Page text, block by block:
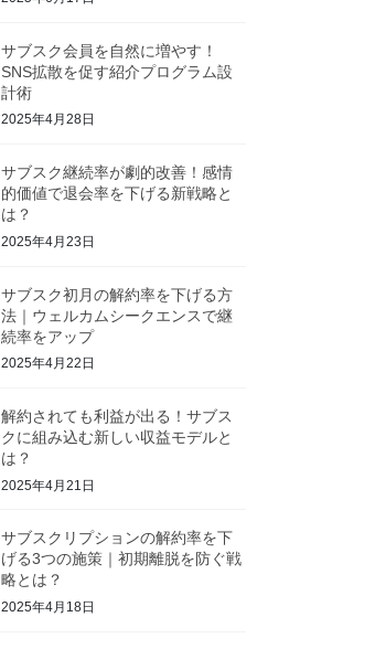
サブスク会員を自然に増やす！
SNS拡散を促す紹介プログラム設
計術
2025年4月28日
サブスク継続率が劇的改善！感情
的価値で退会率を下げる新戦略と
は？
2025年4月23日
サブスク初月の解約率を下げる方
法｜ウェルカムシークエンスで継
続率をアップ
2025年4月22日
解約されても利益が出る！サブス
クに組み込む新しい収益モデルと
は？
2025年4月21日
サブスクリプションの解約率を下
げる3つの施策｜初期離脱を防ぐ戦
略とは？
2025年4月18日